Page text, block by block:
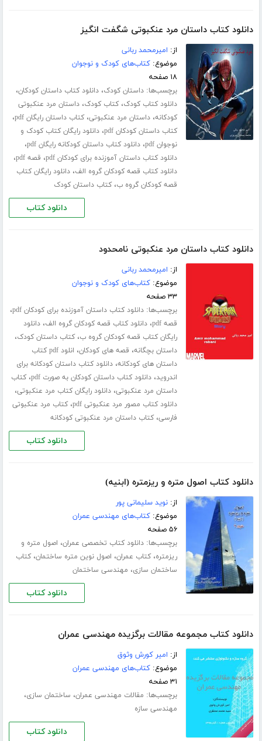
دانلود کتاب داستان مرد عنکبوتی شگفت انگیز
از: امیرمحمد ربانی
موضوع:کتاب‌های کودک و نوجوان
۱۸ صفحه
برچسب‌ها:داستان کودک،دانلود کتاب داستان کودکان،
دانلود کتاب کودک،کتاب کودک،داستان مرد عنکبوتی
کودکانه،داستان مرد عنکبوتی،کتاب داستان رایگان pdf ،
کتاب داستان کودکان pdf ،دانلود رایگان کتاب کودک و
نوجوان pdf
،دانلود کتاب داستان کودکانه رایگان pdf ،
دانلود کتاب داستان آموزنده برای کودکان pdf ، قصه pdf ،
دانلود کتاب قصه کودکان گروه الف،دانلود رایگان کتاب
قصه کودکان گروه ب،کتاب داستان کودک
دانلود کتاب
دانلود کتاب داستان مرد عنکبوتی نامحدود
از: امیرمحمد ربانی
موضوع:کتاب‌های کودک و نوجوان
۳۳ صفحه
برچسب‌ها:دانلود کتاب داستان آموزنده برای کودکان pdf ،
قصه pdf ،دانلود کتاب قصه کودکان گروه الف،دانلود
رایگان کتاب قصه کودکان گروه ب،کتاب داستان کودک،
داستان بچگانه، قصه های کودکان،
انلود pdf کتاب
داستان های کودکانه،دانلود کتاب داستان کودکانه برای
اندروید،دانلود کتاب داستان کودکان به صورت pdf ،کتاب
داستان مرد عنکبوتی،دانلود رایگان کتاب مرد عنکبوتی،
دانلود کتاب مصور مرد عنکبوتی pdf ،کتاب مرد عنکبوتی
فارسی،کتاب داستان مرد عنکبوتی کودکانه
دانلود کتاب
دانلود کتاب اصول متره و ریزمتره (ابنیه)
از:نوید سلیمانی پور
موضوع:کتاب‌های مهندسی عمران
۵۶ صفحه
برچسب‌ها:دانلود کتاب تخصصی عمران، اصول متره و
ریزمتره،کتاب عمران، اصول نوین متره ساختمان،کتاب
ساختمان سازی، مهندسی ساختمان
دانلود کتاب
دانلود کتاب مجموعه مقالات برگزیده مهندسی عمران
از: امیر کورش وثوق
موضوع:کتاب‌های مهندسی عمران
۳۱ صفحه
برچسب‌ها: مقالات مهندسی عمران، ساختمان سازی،
مهندسی سازه
دانلود کتاب